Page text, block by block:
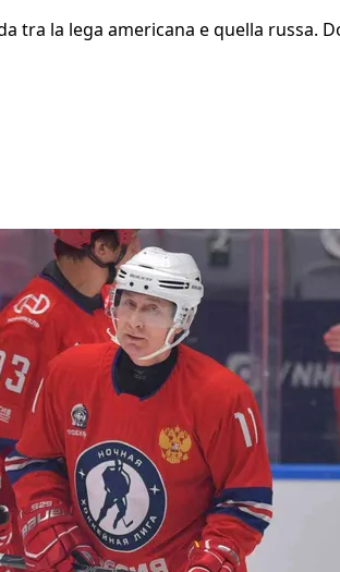
tra la lega americana e quella russa.